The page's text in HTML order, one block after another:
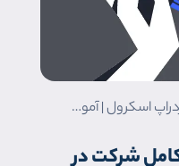
ایردراپ اسکرول | آموزش کامل شرکت در ایردراپ Scroll
شرکت در